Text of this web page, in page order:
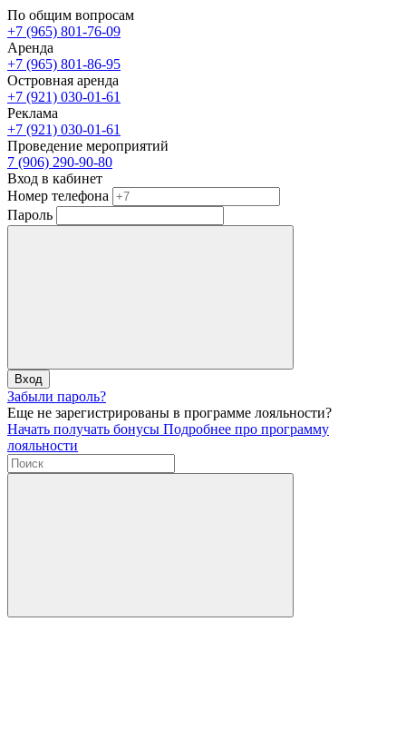
По общим вопросам
+7 (965) 801-76-09
Аренда
+7 (965) 801-86-95
Островная аренда
+7 (921) 030-01-61
Реклама
+7 (921) 030-01-61
Проведение мероприятий
7 (906) 290-90-80
Вход в кабинет
Номер телефона
Пароль
Вход
Забыли пароль?
Еще не зарегистрированы в программе лояльности?
Начать получать бонусы Подробнее про программу
лояльности